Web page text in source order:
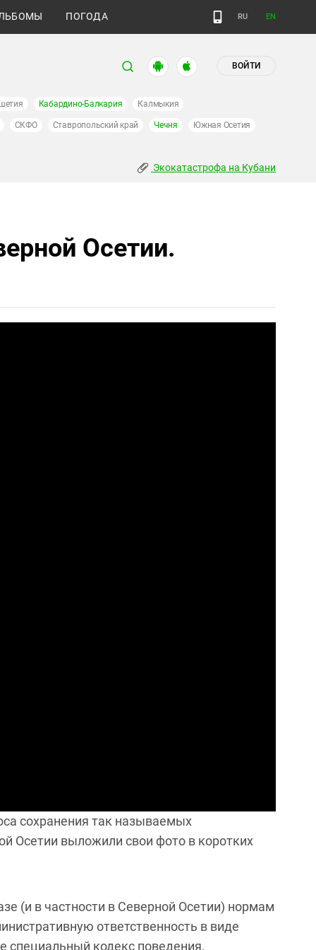
ПОГОДА RU EN
ВОЙТИ
Кабардино-Балкария Калмыкия
СКФО Ставропольский край Чечня Южная Осетия
Экокатастрофа на Кубани
Осетии.
сохранения так называемых
Осетии выложили свои фото в коротких
(и в частности в Северной Осетии) нормам
ответственность в виде
специальный кодекс поведения.